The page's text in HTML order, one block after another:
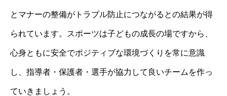
とマナーの整備がトラブル防止につながるとの結果が得
られています。スポーツは子どもの成長の場ですから、
心身ともに安全でポジティブな環境づくりを常に意識
し、指導者・保護者・選手が協力して良いチームを作っ
ていきましょう。